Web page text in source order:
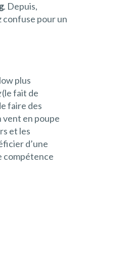
. Depuis,
confuse pour un
plus
(le fait de
faire des
vent en poupe
et les
d’une
compétence